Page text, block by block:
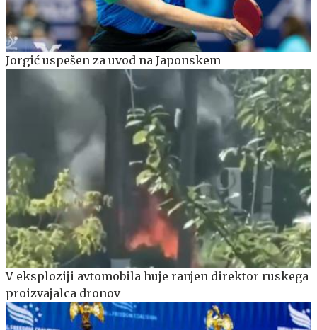
Jorgić uspešen za uvod na Japonskem
V eksploziji avtomobila huje ranjen direktor ruskega
proizvajalca dronov